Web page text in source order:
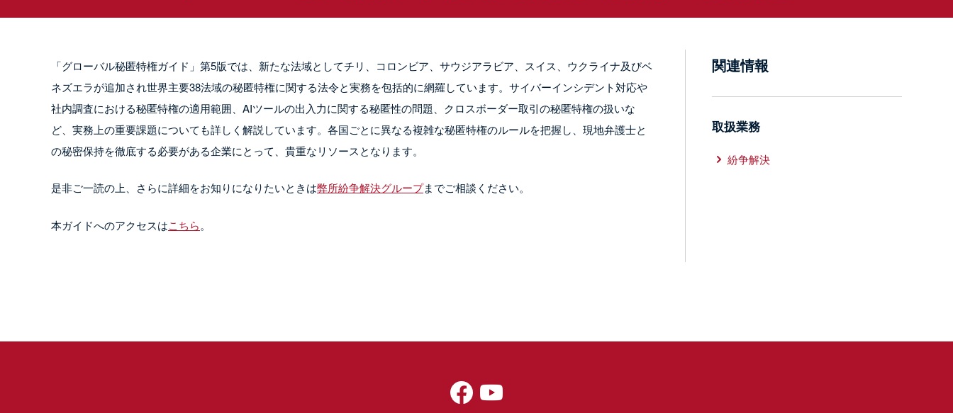
「グローバル秘匿特権ガイド」第5版では、新たな法域としてチリ、コロンビア、サウジアラビア、スイス、ウクライナ及びベ
ネズエラが追加され世界主要38法域の秘匿特権に関する法令と実務を包括的に網羅しています。サイバーインシデント対応や
社内調査における秘匿特権の適用範囲、AIツールの出入力に関する秘匿性の問題、クロスボーダー取引の秘匿特権の扱いな
ど、実務上の重要課題についても詳しく解説しています。各国ごとに異なる複雑な秘匿特権のルールを把握し、現地弁護士と
の秘密保持を徹底する必要がある企業にとって、貴重なリソースとなります。
是非ご一読の上、さらに詳細をお知りになりたいときは弊所紛争解決グループまでご相談ください。
本ガイドへのアクセスはこちら。
関連情報
取扱業務
紛争解決